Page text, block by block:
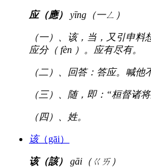
应（應） yīng（一ㄥ）
（一）、该，当，又引申料
应分（ fèn ）。应有尽有。
（二）、回答：答应。喊他
（三）、随，即：“桓督诸
（四）、姓。
该（gāi）
该（該） gāi（ㄍㄞ）